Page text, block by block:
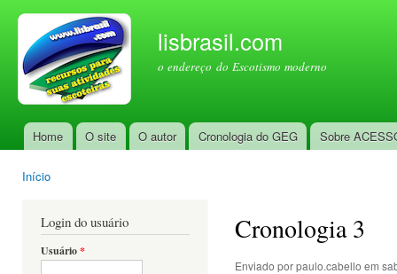
lisbrasil.com
o endereço do Escotismo moderno
Menu principal
Home O site O autor Cronologia do GEG Sobre
Início
Login do usuário
Usuário*
Cronologia 3
Enviado porpaulo.cabello em